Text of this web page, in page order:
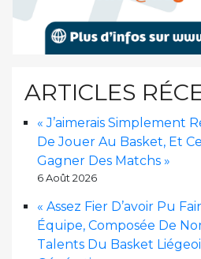
ARTICLES
« J’aimerais Simplement
De Jouer Au Basket, Et
Gagner Des Matchs »
6 Août 2026
« Assez Fier D’avoir Pu
Équipe, Composée De
Talents Du Basket